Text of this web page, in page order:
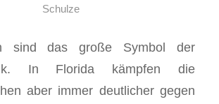
Schulze
sind das große Symbol der
In Florida kämpfen die
aber immer deutlicher gegen